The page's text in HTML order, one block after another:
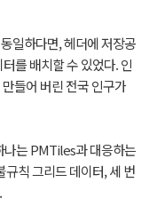
일하다면, 헤더에 저장공
를 배치할 수 있었다. 인
들어 버린 전국 인구가
나는 PMTiles과 대응하는
규칙 그리드 데이터, 세 번